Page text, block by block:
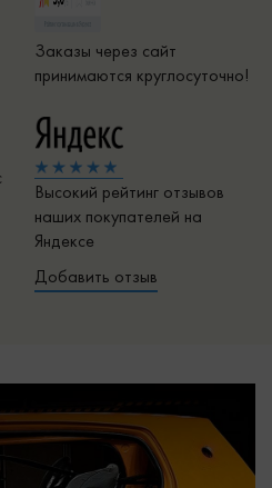
Заказы через сайт
принимаются круглосуточно!
Высокий рейтинг отзывов
наших покупателей на
Яндексе
Добавить отзыв